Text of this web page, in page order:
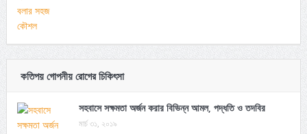
কতিপয় গোপনীয় রোগের চিকিৎসা
সহবাসে সক্ষমতা অর্জন করার বিভিন্ন আমল, পদ্ধতি ও তদবির
মার্চ ৩১, ২০১৯